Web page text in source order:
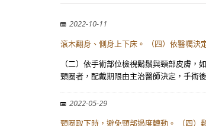
2022-10-11
滾木翻身、側身上下床。 （四）依醫囑決
（二）依手術部位檢視鬍鬚與頸部皮膚
頸圈者，配戴期限由主治醫師決定，手術
2022-05-29
頸圈取下時，避免頸部過度轉動。 （四）